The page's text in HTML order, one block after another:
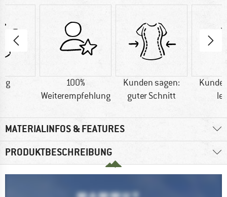
g
100%
Weiterempfehlung
Kunden sagen:
guter Schnitt
MATERIALINFOS & FEATURES
PRODUKTBESCHREIBUNG